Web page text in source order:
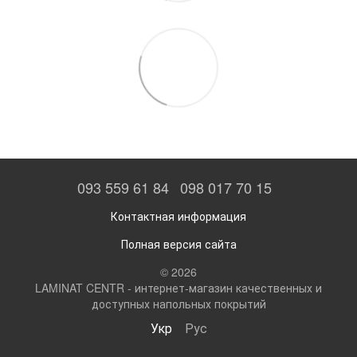
093 559 61 84 098 017 70 15
Контактная информация
Полная версия сайта
© 2026
LAMINAT CENTR - интернет-магазин качественных и
доступных напольных покрытий
Укр Рус